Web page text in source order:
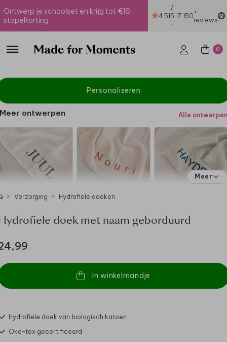
Ontwerp je schoolset en krijg tot €15
stapelkorting
4.51
/
5
-
17.150+
reviews
0
Personaliseren
Meer ontwerpen Alle ontwerpen
Meer
Verzorging Hydrofiele doeken
doek met naam geborduurd
In winkelmandje
Hydrofiele doek van biologisch katoen
Öko-tex gecertificeerd